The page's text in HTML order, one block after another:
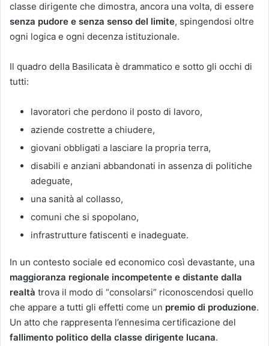
classe dirigente che dimostra, ancora una volta, di essere
senza pudore e senza senso del limite, spingendosi oltre
ogni logica e ogni decenza istituzionale.
Il quadro della Basilicata è drammatico e sotto gli occhi di
tutti:
lavoratori che perdono il posto di lavoro,
aziende costrette a chiudere,
giovani obbligati a lasciare la propria terra,
disabili e anziani abbandonati in assenza di politiche
adeguate,
una sanità al collasso,
comuni che si spopolano,
infrastrutture fatiscenti e inadeguate.
In un contesto sociale ed economico così devastante, una
maggioranza regionale incompetente e distante dalla
realtà trova il modo di “consolarsi” riconoscendosi quello
che appare a tutti gli effetti come un premio di produzione.
Un atto che rappresenta l’ennesima certificazione del
fallimento politico della classe dirigente lucana.